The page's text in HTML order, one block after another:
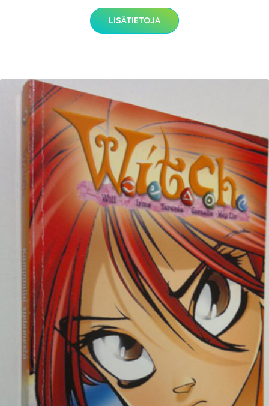
LISÄTIETOJA